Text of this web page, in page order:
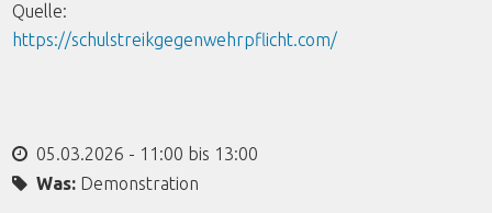
Quelle:
https://schulstreikgegenwehrpflicht.com/
05.03.2026 - 11:00 bis 13:00
Was: Demonstration